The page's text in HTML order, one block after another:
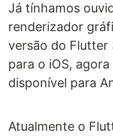
Já tínhamos
renderizador
versão do Flutter
para o iOS,
disponível para
Atualmente o